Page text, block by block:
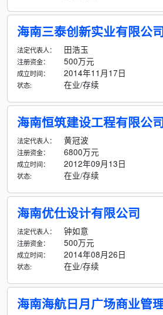
海南三泰创新实业有限公
法定代表人： 田浩玉
注册资金： 500万元
成立时间： 2014年11月17日
状态: 在业/存续
海南恒筑建设工程有限公
法定代表人： 黄冠波
注册资金： 6800万元
成立时间： 2012年09月13日
状态: 在业/存续
海南优仕设计有限公司
法定代表人： 钟如意
注册资金： 500万元
成立时间： 2014年08月26日
状态: 在业/存续
海南海航日月广场商业管